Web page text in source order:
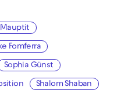
Fomferra
Sophia Günst
Shalom Shaban